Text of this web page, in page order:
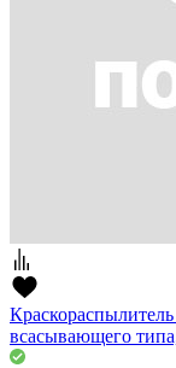
всасывающего